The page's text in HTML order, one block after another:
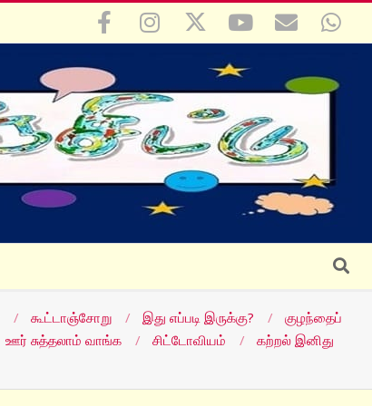
Search
கூட்டாஞ்சோறு இது எப்படி இருக்கு?
குழந்தைப்
ஊர் சுத்தலாம் வாங்க சிட்டோவியம்
கற்றல் இனிது